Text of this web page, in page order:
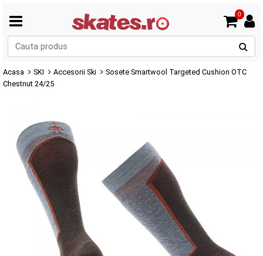
0
Acasa SKI Accesorii Ski
Sosete Smartwool Targeted Cushion OTC
Chestnut 24/25